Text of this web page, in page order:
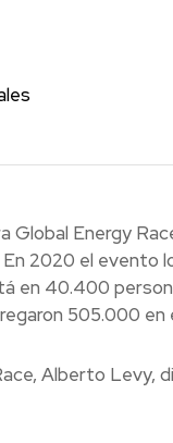
Global Energy
2020 el evento
en 40.400
505.000 en
Alberto Levy,